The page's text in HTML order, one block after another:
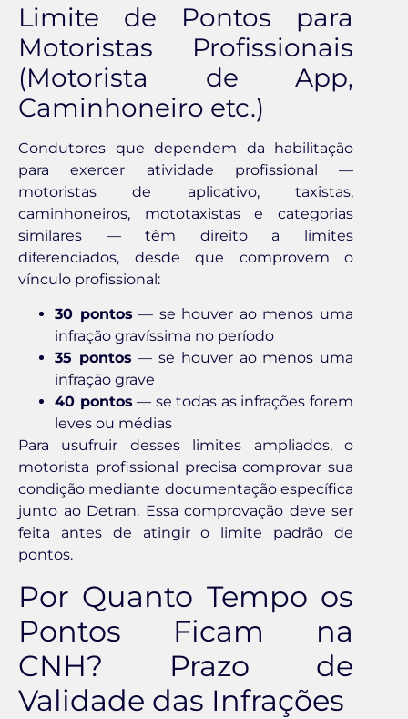
Limite de Pontos para
Motoristas Profissionais
(Motorista de App,
Caminhoneiro etc.)
Condutores que dependem da habilitação
para exercer atividade profissional —
motoristas de aplicativo, taxistas,
caminhoneiros, mototaxistas e categorias
similares — têm direito a limites
diferenciados, desde que comprovem o
vínculo profissional:
30 pontos — se houver ao menos uma
infração gravíssima no período
35 pontos — se houver ao menos uma
infração grave
40 pontos — se todas as infrações forem
leves ou médias
Para usufruir desses limites ampliados, o
motorista profissional precisa comprovar sua
condição mediante documentação específica
junto ao Detran. Essa comprovação deve ser
feita antes de atingir o limite padrão de
pontos.
Por Quanto Tempo os
Pontos Ficam na
CNH? Prazo de
Validade das Infrações